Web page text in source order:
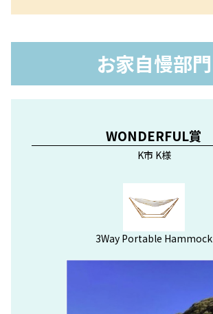
お家自慢部門
WONDERFUL賞
K市 K様
3Way Portable Hammock